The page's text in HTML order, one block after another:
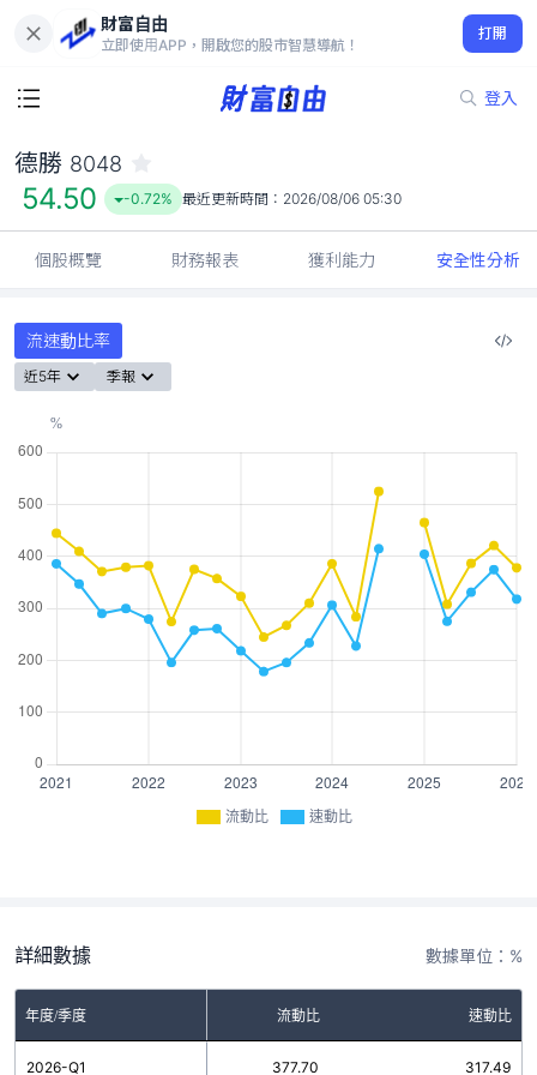
財富自由
立即使用APP，開啟您的股市智慧導航！
打開
登入
54.50
-0.72%
德勝 8048
54.50 -0.72% 最近更新時間： 2026/08/06 05:30
個股概覽 財務報表 獲利能力 安全性分析
流速動比率
近5年 季報
流動比 速動比
詳細數據 數據單位：%
年度/季度 流動比 速動比
2026-Q1 377.70 317.49